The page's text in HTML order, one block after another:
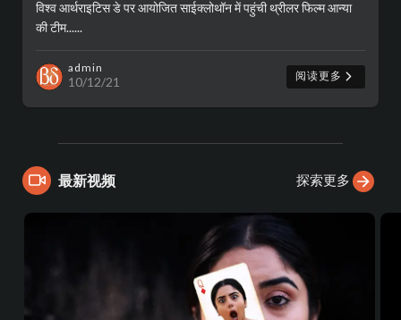
विश्व आर्थराइटिस डे पर आयोजित साईक्लोथॉन में पहुंची थ्रीलर फिल्म आन्या
की टीम......
admin
10/12/21 阅读更多
最新视频 探索更多